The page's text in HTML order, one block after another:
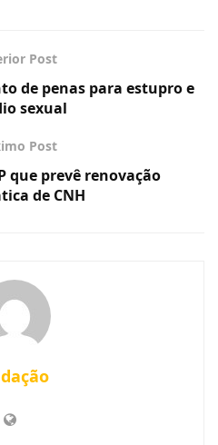
Post
de penas para estupro e
sexual
Post
que prevê renovação
de CNH